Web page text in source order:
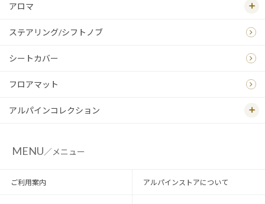
アロマ
ステアリング/シフトノブ
シートカバー
フロアマット
アルパインコレクション
MENU／メニュー
ご利用案内 アルパインストアについて